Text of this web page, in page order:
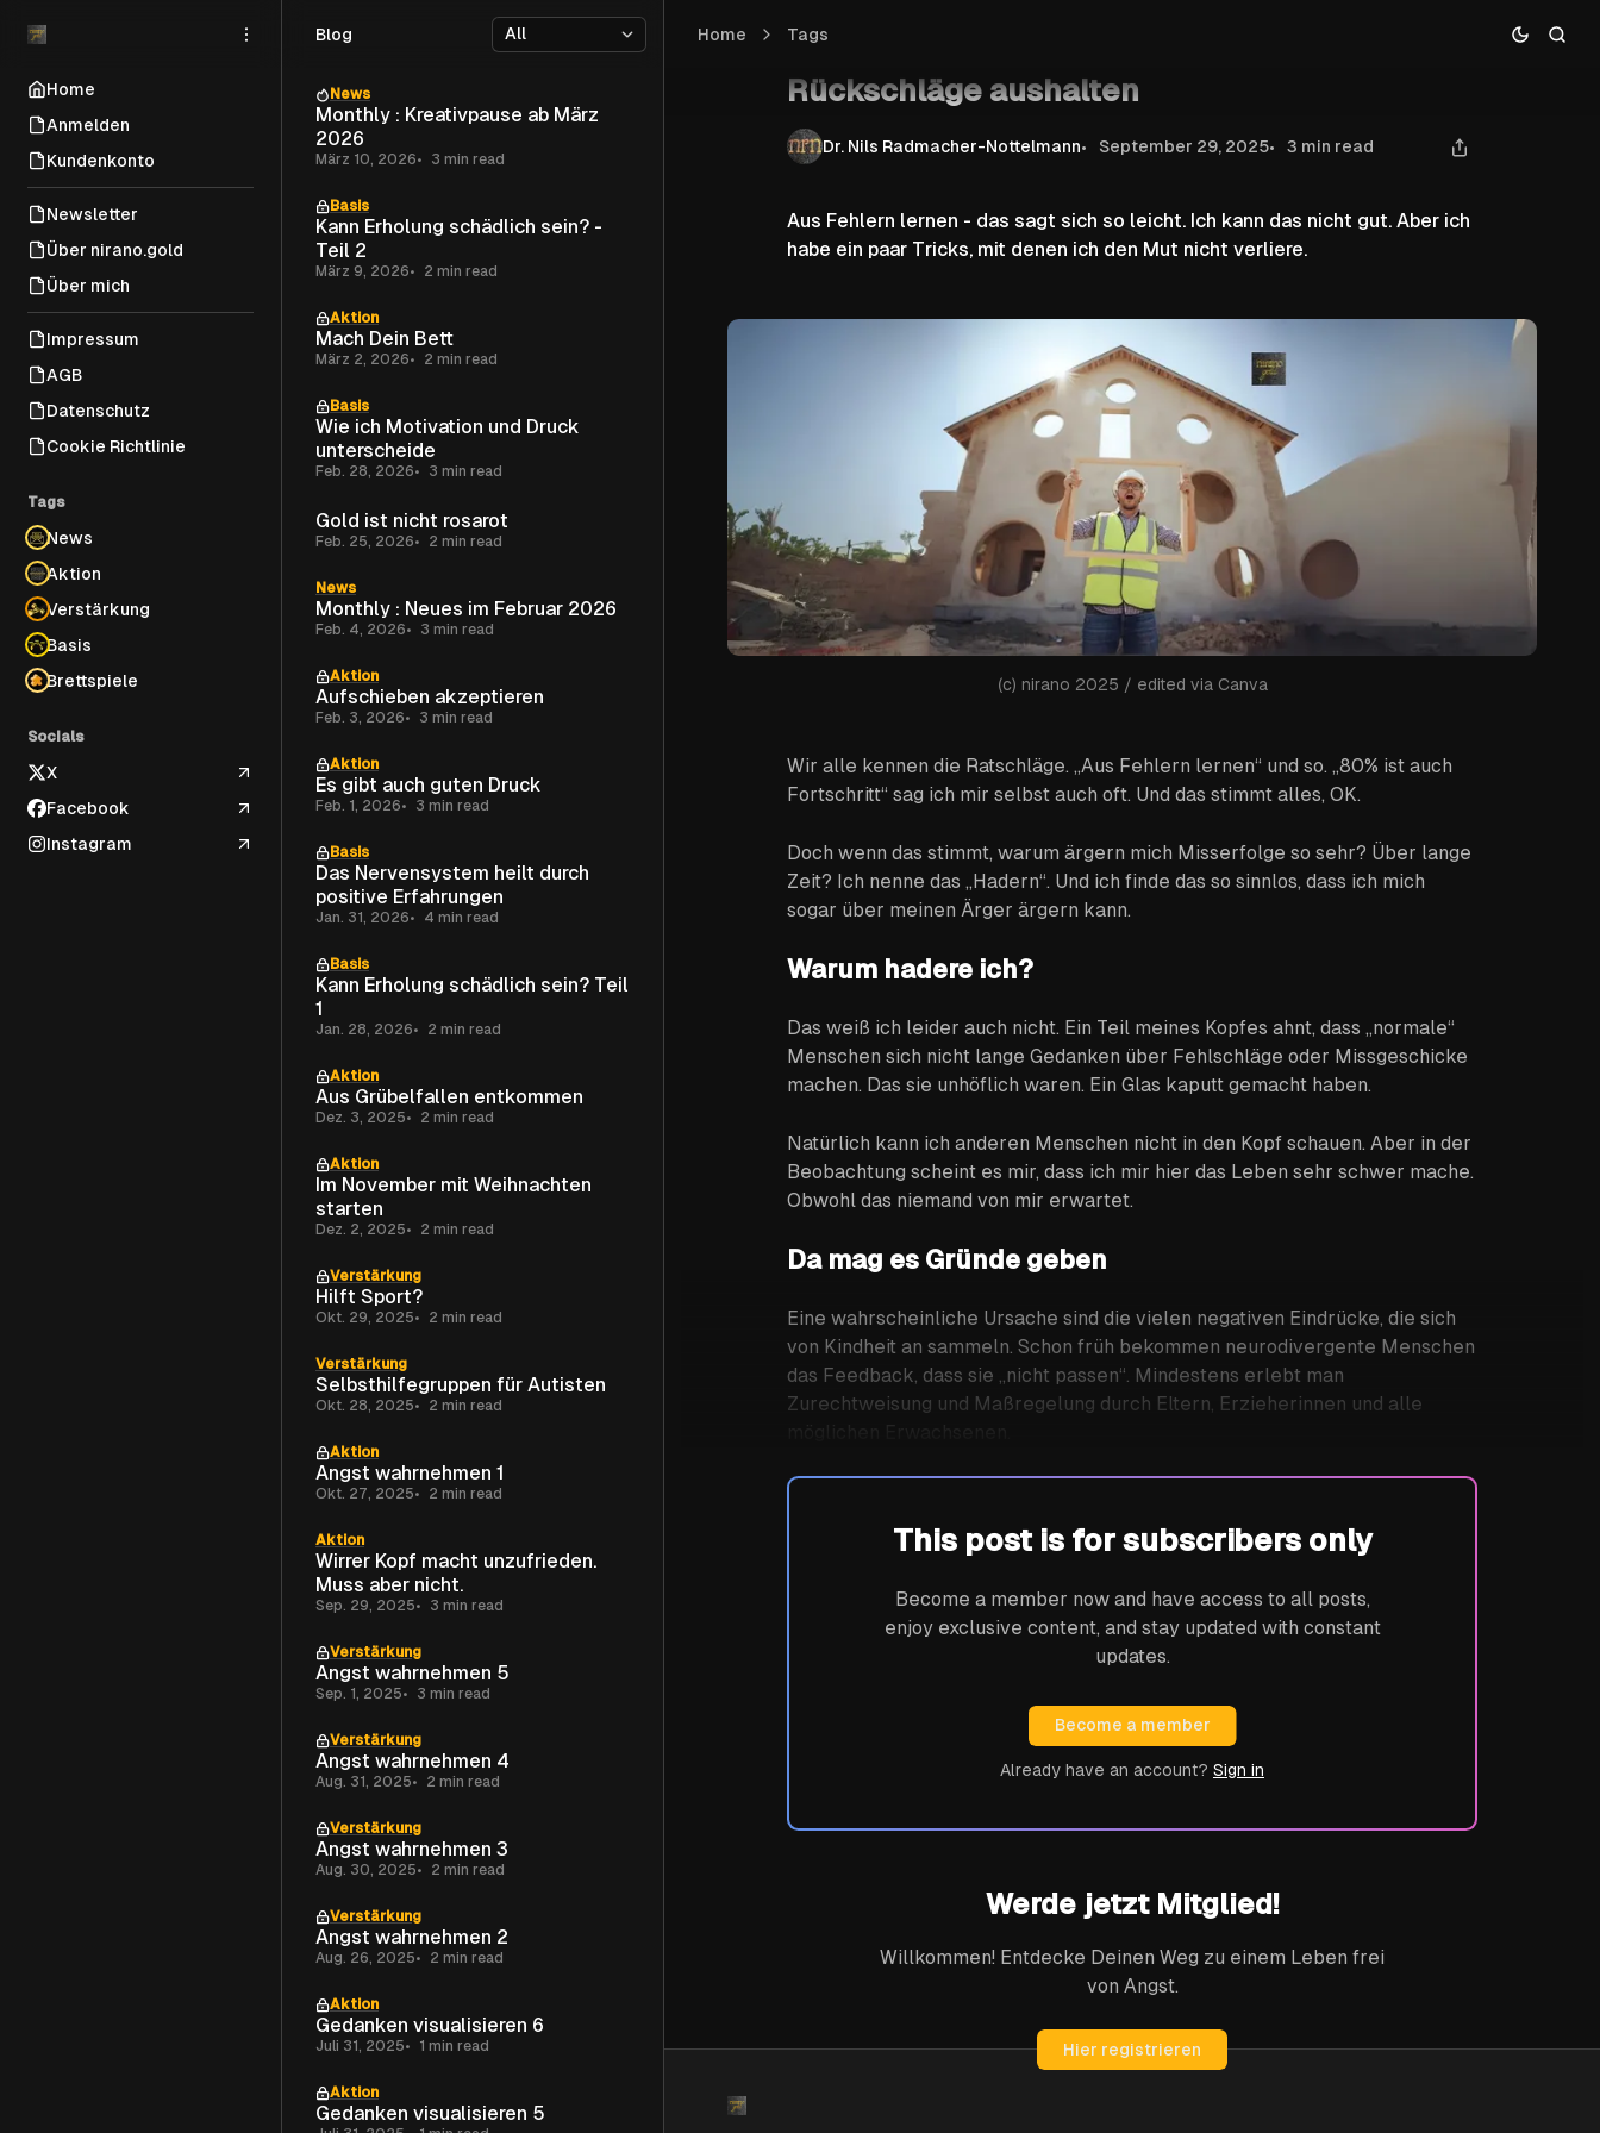
to
to
to
Home
Anmelden
Kundenkonto
Newsletter
Über nirano.gold
Über mich
Impressum
AGB
Datenschutz
Cookie Richtlinie
Tags
News
Aktion
Verstärkung
Basis
Brettspiele
Socials
X
Facebook
Instagram
Home Tags
Rückschläge aushalten
Basis
Rückschläge aushalten
Dr. Nils Radmacher-Nottelmann September 29, 2025 3 min read
Aus Fehlern lernen - das sagt sich so leicht. Ich kann das nicht gut. Aber ich
habe ein paar Tricks, mit denen ich den Mut nicht verliere.
(c) nirano 2025 / edited via Canva
Wir alle kennen die Ratschläge. „Aus Fehlern lernen“ und so. „80% ist auch
Fortschritt“ sag ich mir selbst auch oft. Und das stimmt alles, OK.
Doch wenn das stimmt, warum ärgern mich Misserfolge so sehr? Über lange
Zeit? Ich nenne das „Hadern“. Und ich finde das so sinnlos, dass ich mich
sogar über meinen Ärger ärgern kann.
Warum hadere ich?
Das weiß ich leider auch nicht. Ein Teil meines Kopfes ahnt, dass „normale“
Menschen sich nicht lange Gedanken über Fehlschläge oder Missgeschicke
machen. Das sie unhöflich waren. Ein Glas kaputt gemacht haben.
Natürlich kann ich anderen Menschen nicht in den Kopf schauen. Aber in der
Beobachtung scheint es mir, dass ich mir hier das Leben sehr schwer mache.
Obwohl das niemand von mir erwartet.
Da mag es Gründe geben
Eine wahrscheinliche Ursache sind die vielen negativen Eindrücke, die sich
von Kindheit an sammeln. Schon früh bekommen neurodivergente Menschen
das Feedback, dass sie „nicht passen“. Mindestens erlebt man
Zurechtweisung und Maßregelung durch Eltern, Erzieherinnen und alle
This post is for subscribers only
Become a member now and have access to all posts,
enjoy exclusive content, and stay updated with constant
updates.
Become a member
Already have an account? Sign in
Werde jetzt Mitglied!
Willkommen! Entdecke Deinen Weg zu einem Leben frei
von Angst.
Hier registrieren
Blog
News
Monthly : Kreativpause ab März
2026
März 10, 2026 3 min read
Basis
Kann Erholung schädlich sein? -
Teil 2
März 9, 2026 2 min read
Aktion
Mach Dein Bett
März 2, 2026 2 min read
Basis
Wie ich Motivation und Druck
unterscheide
Feb. 28, 2026 3 min read
Gold ist nicht rosarot
Feb. 25, 2026 2 min read
News
Monthly : Neues im Februar 2026
Feb. 4, 2026 3 min read
Aktion
Aufschieben akzeptieren
Feb. 3, 2026 3 min read
Aktion
Es gibt auch guten Druck
Feb. 1, 2026 3 min read
Basis
Das Nervensystem heilt durch
positive Erfahrungen
Jan. 31, 2026 4 min read
Basis
Kann Erholung schädlich sein? Teil
1
Jan. 28, 2026 2 min read
Aktion
Aus Grübelfallen entkommen
Dez. 3, 2025 2 min read
Aktion
Im November mit Weihnachten
starten
Dez. 2, 2025 2 min read
Verstärkung
Hilft Sport?
Okt. 29, 2025 2 min read
Verstärkung
Selbsthilfegruppen für Autisten
Okt. 28, 2025 2 min read
Aktion
Angst wahrnehmen 1
Okt. 27, 2025 2 min read
Aktion
Wirrer Kopf macht unzufrieden.
Muss aber nicht.
Sep. 29, 2025 3 min read
Verstärkung
Angst wahrnehmen 5
Sep. 1, 2025 3 min read
Verstärkung
Angst wahrnehmen 4
Aug. 31, 2025 2 min read
Verstärkung
Angst wahrnehmen 3
Aug. 30, 2025 2 min read
Verstärkung
Angst wahrnehmen 2
Aug. 26, 2025 2 min read
Aktion
Gedanken visualisieren 6
Juli 31, 2025 1 min read
Aktion
Gedanken visualisieren 5